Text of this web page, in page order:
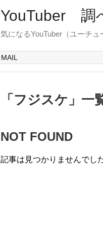
YouTuber 調
気になるYouTuber（ユーチ
MAIL
「 フジスケ 」 一
NOT FOUND
記事は見つかりませんでした